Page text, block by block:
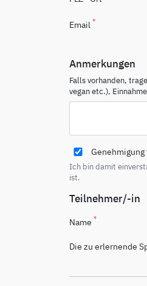
Email *
Anmerkungen
Falls vorhanden,
vegan etc.),
Ich bin damit
ist.
Teilnehmer/-in
Name *
Die zu erlernende